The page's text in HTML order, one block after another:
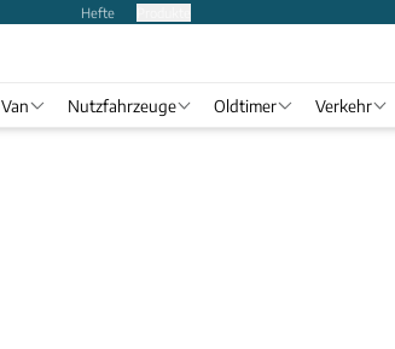
Hefte
Van Nutzfahrzeuge Oldtimer Verkehr